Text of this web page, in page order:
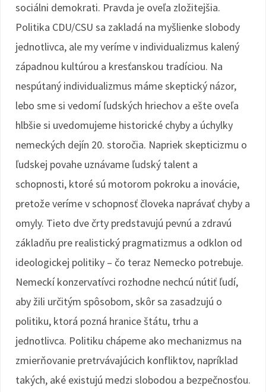
sociálni demokrati. Pravda je oveľa zložitejšia.
Politika CDU/CSU sa zakladá na myšlienke slobody
jednotlivca, ale my veríme v individualizmus kalený
západnou kultúrou a kresťanskou tradíciou. Na
nespútaný individualizmus máme skeptický názor,
lebo sme si vedomí ľudských hriechov a ešte oveľa
hlbšie si uvedomujeme historické chyby a úchylky
nemeckých dejín 20. storočia. Napriek skepticizmu o
ľudskej povahe uznávame ľudský talent a
schopnosti, ktoré sú motorom pokroku a inovácie,
pretože veríme v schopnosť človeka naprávať chyby a
omyly. Tieto dve črty predstavujú pevnú a zdravú
základňu pre realistický pragmatizmus a odklon od
ideologickej politiky – čo teraz Nemecko potrebuje.
Nemeckí konzervatívci rozhodne nechcú nútiť ľudí,
aby žili určitým spôsobom, skôr sa zasadzujú o
politiku, ktorá pozná hranice štátu, trhu a
jednotlivca. Politiku chápeme ako mechanizmus na
zmierňovanie pretrvávajúcich konfliktov, napríklad
takých, aké existujú medzi slobodou a bezpečnosťou.